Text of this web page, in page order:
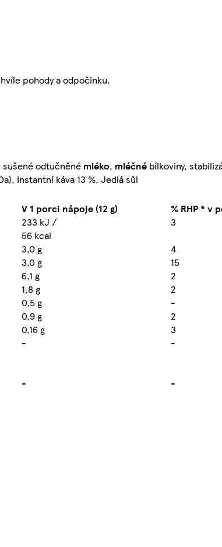
pohody a odpočinku.
sušené odtučněné mléko, mléčné bílkoviny,
Instantní káva 13 %, Jedlá sůl
V 1 porci nápoje (12 g)
% RHP * v
233 kJ /
3
56 kcal
3,0 g
4
3,0 g
15
6,1 g
2
1,8 g
2
0,5 g
-
0,9 g
2
0,16 g
3
- -
- -